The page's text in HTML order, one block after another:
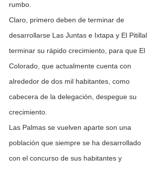
rumbo.
Claro, primero deben de terminar de
desarrollarse Las Juntas e Ixtapa y El Pitillal
terminar su rápido crecimiento, para que El
Colorado, que actualmente cuenta con
alrededor de dos mil habitantes, como
cabecera de la delegación, despegue su
crecimiento.
Las Palmas se vuelven aparte son una
población que siempre se ha desarrollado
con el concurso de sus habitantes y